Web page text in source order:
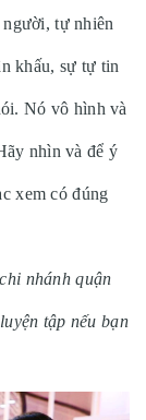
tự nhiên
khấu, sự tự tin
Nó vô hình và
nhìn và để ý
xem có đúng
nhánh quận
tập nếu bạn